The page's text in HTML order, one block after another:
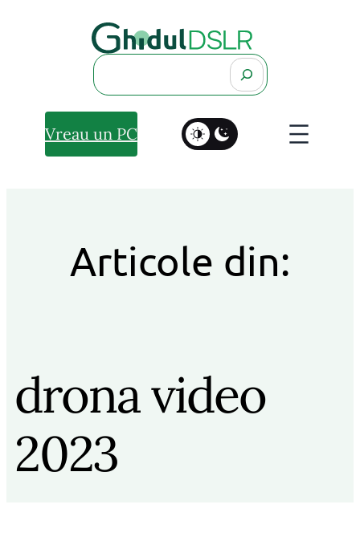
Search
Vreau un PC
Articole din:
drona video
2023